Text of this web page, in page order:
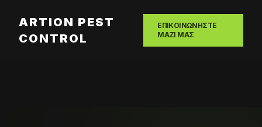
ARTION PEST
CONTROL
ΕΠΙΚΟΙΝΩΝΗΣΤΕ
ΜΑΖΙ ΜΑΣ